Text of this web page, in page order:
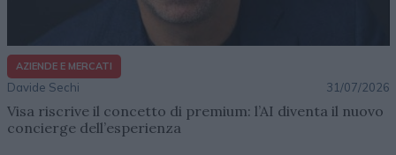
AZIENDE E MERCATI
Davide Sechi 31/07/2026
Visa riscrive il concetto di premium: l’AI diventa il nuovo
concierge dell’esperienza